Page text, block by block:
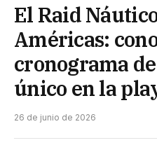
El Raid
Américas:
cronograma
único en la
26 de junio de 2026